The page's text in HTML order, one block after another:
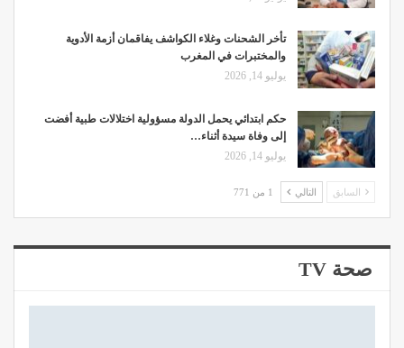
تأخر الشحنات وغلاء الكواشف يفاقمان أزمة الأدوية
والمختبرات في المغرب
يوليو 14, 2026
حكم ابتدائي يحمل الدولة مسؤولية اختلالات طبية أفضت
إلى وفاة سيدة أثناء…
يوليو 14, 2026
السابق التالي 1 من 771
صحة TV